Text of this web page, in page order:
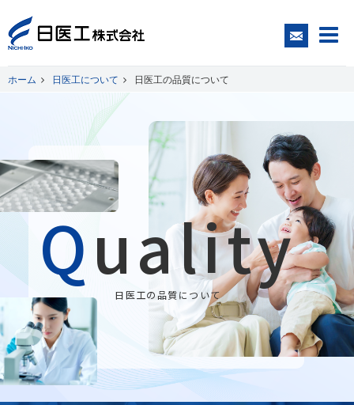
医療関係者の皆さまへ
日医工について
CSR
採用情報
Japanese
ホーム 日医工について 日医工の品質について
Quality
日医工の品質について